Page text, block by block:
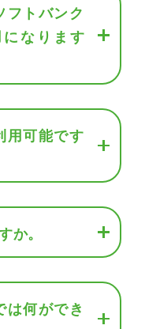
フトバンク
なります
用可能です
か。
は何ができ